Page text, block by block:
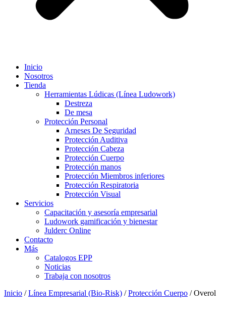
Inicio
Nosotros
Tienda
Herramientas Lúdicas (Línea Ludowork)
Destreza
De mesa
Protección Personal
Arneses De Seguridad
Protección Auditiva
Protección Cabeza
Protección Cuerpo
Protección manos
Protección Miembros inferiores
Protección Respiratoria
Protección Visual
Servicios
Capacitación y asesoría empresarial
Ludowork gamificación y bienestar
Julderc Online
Contacto
Más
Catalogos EPP
Noticias
Trabaja con nosotros
Inicio /Línea Empresarial (Bio-Risk) /Protección Cuerpo / Overol